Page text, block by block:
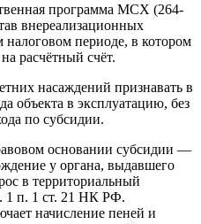
программа МСХ (264-
внереализационных
периоде, в котором
расчётный счёт.
насаждений признавать в
объекта в эксплуатацию, без
по субсидии.
основании субсидии —
у органа, выдавшего
в территориальный
1 п. 1 ст. 21 НК РФ.
начисление пеней и